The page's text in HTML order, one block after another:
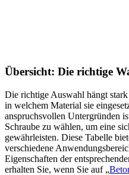
Übersicht: Die richtige
Die richtige Auswahl hängt
in welchem Material sie
anspruchsvollen Untergründen
Schraube zu wählen, um eine
gewährleisten. Diese Tabelle
verschiedene
Eigenschaften der
erhalten Sie, wenn Sie auf „